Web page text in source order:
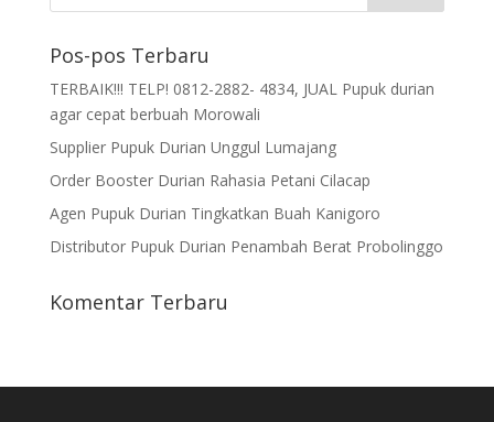
Pos-pos Terbaru
TERBAIK!!! TELP! 0812-2882- 4834, JUAL Pupuk durian
agar cepat berbuah Morowali
Supplier Pupuk Durian Unggul Lumajang
Order Booster Durian Rahasia Petani Cilacap
Agen Pupuk Durian Tingkatkan Buah Kanigoro
Distributor Pupuk Durian Penambah Berat Probolinggo
Komentar Terbaru